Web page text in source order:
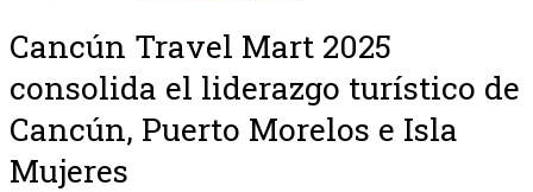
Cancún Travel Mart 2025
consolida el liderazgo turístico de
Cancún, Puerto Morelos e Isla
Mujeres